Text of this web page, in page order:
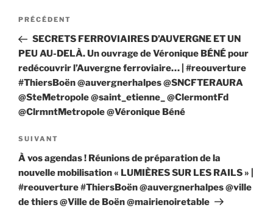
Navigation
l’article
Article
précédent
PRÉCÉDENT
SECRETS FERROVIAIRES D’AUVERGNE ET UN
PEU AU-DELÀ. Un ouvrage de Véronique BÉNÉ pour
redécouvrir l’Auvergne ferroviaire… | #reouverture
#ThiersBoën @auvergnerhalpes @SNCFTERAURA
@SteMetropole @saint_etienne_ @ClermontFd
@ClrmntMetropole @Véronique Béné
Article
suivant
SUIVANT
À vos agendas ! Réunions de préparation de la
nouvelle mobilisation « LUMIÈRES SUR LES RAILS » |
#reouverture #ThiersBoën @auvergnerhalpes @ville
de thiers @Ville de Boën @mairienoiretable